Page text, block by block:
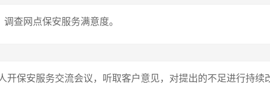
查网点保安服务满意度。
开保安服务交流会议，听取客户意见，对提出的不足进行持续